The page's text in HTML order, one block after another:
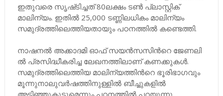
ഇതുവരെ സൃഷ്​ടിച്ചത്​ 80ലക്ഷം ടൺ പ്ലാസ്റ്റിക്​
മാലിന്യം. ഇതിൽ 25,000 ടണ്ണിലധികം മാലിന്യം
സമുദ്രത്തിലെത്തിയതായും പഠനത്തിൽ കണ്ടെത്തി.
നാഷനൽ അക്കാദമി ഓഫ്​ സയൻസസിന്‍റെ ജേണലി​
ൽ പ്രസിദ്ധീകരിച്ച ലേഖനത്തിലാണ്​ കണക്കുകൾ.
സമുദ്രത്തിലെത്തിയ മാലിന്യത്തിന്‍റെ ഭൂരിഭാഗവും
മൂന്നുനാലുവർഷത്തിനുള്ളിൽ ബീച്ചുകളിൽ
അടിഞ്ഞുകൂടുമെന്നും പഠനത്തിൽ പറയുന്നു.